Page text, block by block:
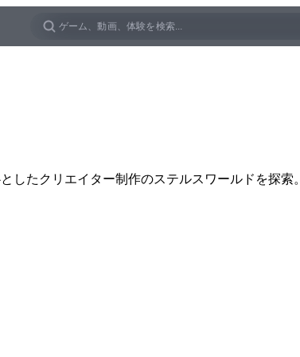
したクリエイター制作のステルスワールドを探索。